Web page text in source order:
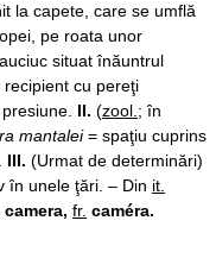
la capete, care se umflă
pe roata unor
situat înăuntrul
recipient cu pereţi
II. (zool. ; în
mantalei= spaţiu cuprins
III. (Urmat de determinări)
în unele ţări. – Din it.
camera, fr. caméra.